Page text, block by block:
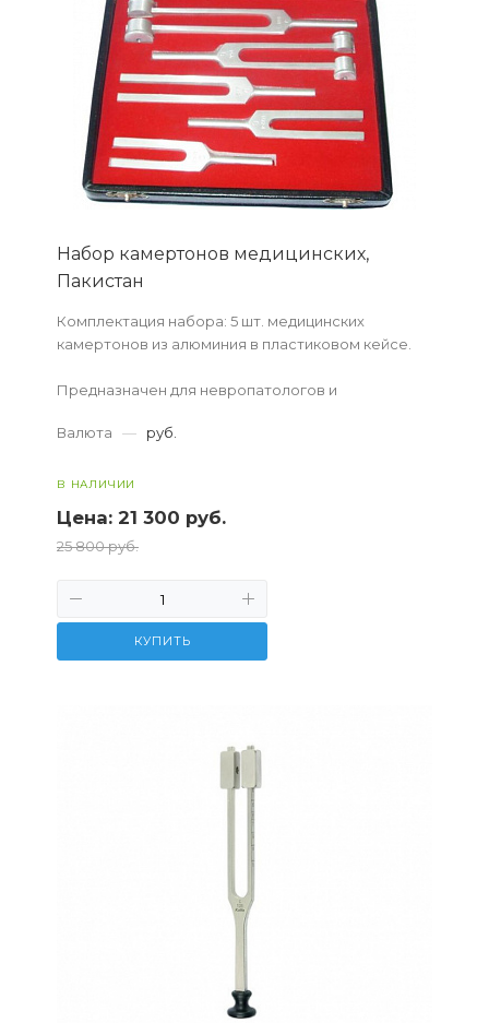
Набор камертонов медицинских,
Пакистан
Комплектация набора: 5 шт. медицинских
камертонов из алюминия в пластиковом кейсе.
Предназначен для невропатологов и
проводимость звука по воздуху и костям.
Валюта — руб.
В НАЛИЧИИ
Цена: 21 300 руб.
25 800 руб.
КУПИТЬ